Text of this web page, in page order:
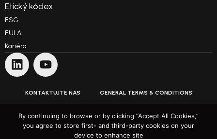
Etický kódex
ESG
EULA
Kariéra
KONTAKTUJTE NÁS GENERAL TERMS & CONDITIONS
PODMIENKY POUŽÍVANIA
ZÁSADY OCHRANY OSOBNÝCH ÚDAJOV
By continuing to browse or by clicking “Accept All Cookies,”
you agree to store first- and third-party cookies on your
device to enhance site